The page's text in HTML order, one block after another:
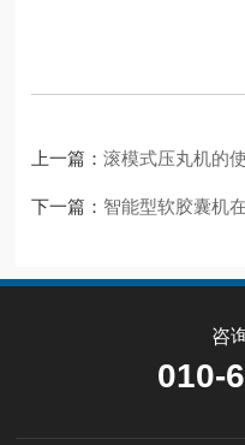
上一篇：滚模式压丸机的
下一篇： 智能型软胶囊机
咨
010-